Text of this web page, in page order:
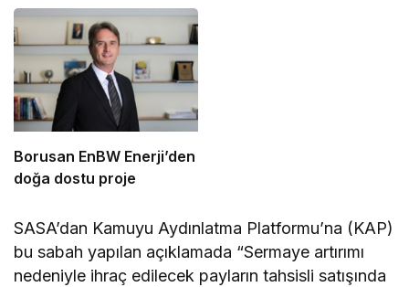
Borusan EnBW Enerji’den
doğa dostu proje
SASA’dan Kamuyu Aydınlatma Platformu’na (KAP)
bu sabah yapılan açıklamada “Sermaye artırımı
nedeniyle ihraç edilecek payların tahsisli satışında